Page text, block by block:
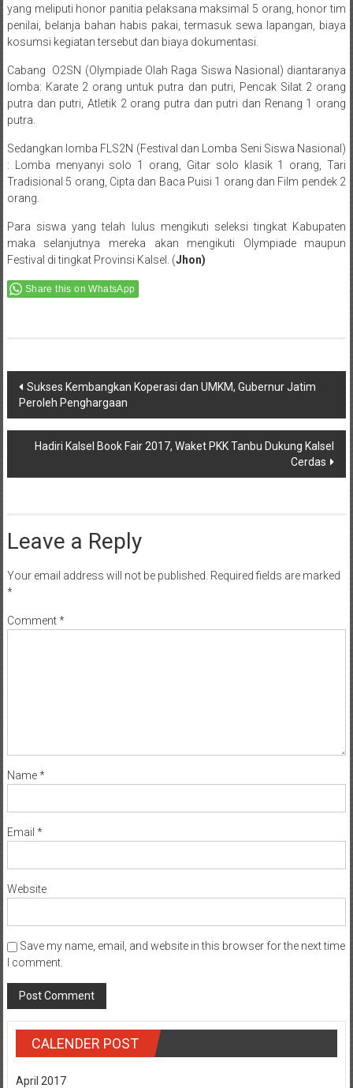
yang meliputi honor panitia pelaksana maksimal 5 orang, honor tim
penilai, belanja bahan habis pakai, termasuk sewa lapangan, biaya
kosumsi kegiatan tersebut dan biaya dokumentasi.
Cabang O2SN (Olympiade Olah Raga Siswa Nasional) diantaranya
lomba: Karate 2 orang untuk putra dan putri, Pencak Silat 2 orang
putra dan putri, Atletik 2 orang putra dan putri dan Renang 1 orang
putra.
Sedangkan lomba FLS2N (Festival dan Lomba Seni Siswa Nasional)
: Lomba menyanyi solo 1 orang, Gitar solo klasik 1 orang, Tari
Tradisional 5 orang, Cipta dan Baca Puisi 1 orang dan Film pendek 2
orang.
Para siswa yang telah lulus mengikuti seleksi tingkat Kabupaten
maka selanjutnya mereka akan mengikuti Olympiade maupun
Festival di tingkat Provinsi Kalsel. (Jhon)
Share this on WhatsApp
Post
navigation
Sukses Kembangkan Koperasi dan UMKM, Gubernur Jatim
Peroleh Penghargaan
Hadiri Kalsel Book Fair 2017, Waket PKK Tanbu Dukung Kalsel
Cerdas
Leave a Reply
Your email address will not be published. Required fields are marked
*
Comment*
Name*
Email *
Website
Save my name, email, and website in this browser for the next time
I comment.
CALENDER POST
April 2017